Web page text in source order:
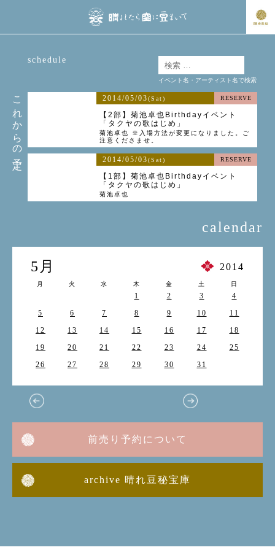
これからの予定
schedule
2014/05/03(Sat) RESERVE
【2部】菊池卓也Birthdayイベント
「タクヤの歌はじめ」
菊池卓也 ※入場方法が変更になりました。ご
注意くださませ。
2014/05/03(Sat) RESERVE
【1部】菊池卓也Birthdayイベント
「タクヤの歌はじめ」
菊池卓也
calendar
5月 2014
月 火 水 木 金 土 日
1 2 3
4
5
6 7 8 9 10
11
12
13 14 15 16 17
18
19
20 21 22 23 24
25
26
27 28 29 30 31
イベント名・アーティスト名で検索
前売り予約について
archive 晴れ豆秘宝庫